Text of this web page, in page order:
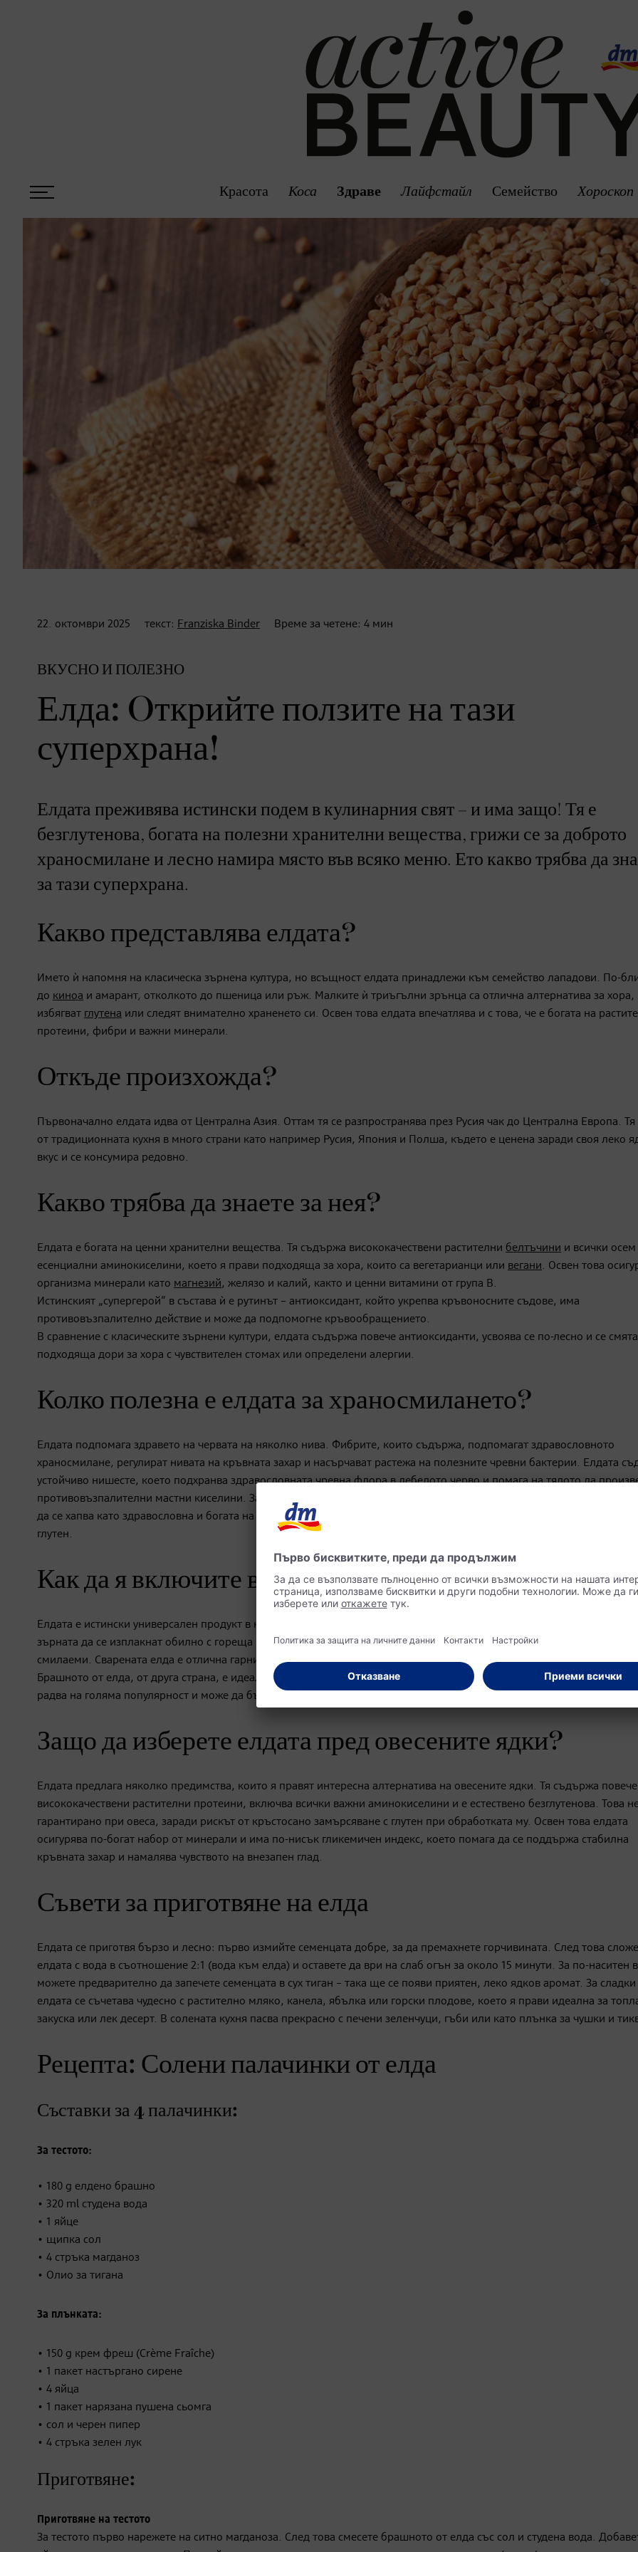
Красота Коса Здраве Лайфстайл Семейство Хороскоп
22. октомври 2025 текст: Franziska Binder Време за четене: 4 мин
ВКУСНО И ПОЛЕЗНО
Елда: Oткрийте ползите на тази
суперхрана!
Елдата преживява истински подем в кулинарния свят – и има защо! Тя е
безглутенова, богата на полезни хранителни вещества, грижи се за доброто
храносмилане и лесно намира място във всяко меню. Ето какво трябва да
за тази суперхрана.
Какво представлява елдата?
Името ѝ напомня на класическа зърнена култура, но всъщност елдата принадлежи към семейство лападови. По-
до киноа и амарант, отколкото до пшеница или ръж. Малките ѝ триъгълни зрънца са отлична алтернатива за хора,
избягват глутена или следят внимателно храненето си. Освен това елдата впечатлява и с това, че е богата на
протеини, фибри и важни минерали.
Откъде произхожда?
Първоначално елдата идва от Централна Азия. Оттам тя се разпространява през Русия чак до Централна Европа. Тя
от традиционната кухня в много страни като например Русия, Япония и Полша, където е ценена заради своя леко
вкус и се консумира редовно.
Какво трябва да знаете за нея?
Елдата е богата на ценни хранителни вещества. Тя съдържа висококачествени растителни белтъчини и всички осем
есенциални аминокиселини, което я прави подходяща за хора, които са вегетарианци или вегани. Освен това
организма минерали като магнезий, желязо и калий, както и ценни витамини от група B.
Истинският „супергерой“ в състава ѝ е рутинът – антиоксидант, който укрепва кръвоносните съдове, има
противовъзпалително действие и може да подпомогне кръвообращението.
В сравнение с класическите зърнени култури, елдата съдържа повече антиоксиданти, усвоява се по-лесно и се
подходяща дори за хора с чувствителен стомах или определени алергии.
Колко полезна е елдата за храносмилането?
Елдата подпомага здравето на червата на няколко нива. Фибрите, които съдържа, подпомагат здравословното
храносмилане, регулират нивата на кръвната захар и насърчават растежа на полезните чревни бактерии. Елдата
устойчиво нишесте, което подхранва здравословната чревна флора в дебелото черво и помага на тялото да
противовъзпалителни мастни киселини. За хора с чувствителен стомах или синдром на раздразнените черва,
да се хапва като здравословна и богата на хранителни вещества алтернатива, защото е лесно смилаема и не
глутен.
Как да я включите в менюто си?
Елдата е истински универсален продукт в кухнята и може да се приготви по много начини. Преди готвене се
зърната да се изплакнат обилно с гореща вода и да се накиснат за кратко, ако е необходимо. Това ще ги направи
смилаеми. Сварената елда е отлична гарнитура, чудесно допълнение към салати или идеална основа за
Брашното от елда, от друга страна, е идеално за направата на палачинки или сладкиши без глутен. Кашата от
радва на голяма популярност и може да бъде консумирана както топла, така и студена.
Защо да изберете елдата пред овесените ядки?
Елдата предлага няколко предимства, които я правят интересна алтернатива на овесените ядки. Тя съдържа повече
висококачествени растителни протеини, включва всички важни аминокиселини и е естествено безглутенова. Това
гарантирано при овеса, заради рискът от кръстосано замърсяване с глутен при обработката му. Освен това елдата
осигурява по-богат набор от минерали и има по-нисък гликемичен индекс, което помага да се поддържа стабилна
кръвната захар и намалява чувството на внезапен глад.
Съвети за приготвяне на елда
Елдата се приготвя бързо и лесно: първо измийте семенцата добре, за да премахнете горчивината. След това
елдата с вода в съотношение 2:1 (вода към елда) и оставете да ври на слаб огън за около 15 минути. За по-наситен
можете предварително да запечете семенцата в сух тиган – така ще се появи приятен, леко ядков аромат. За сладки
елдата се съчетава чудесно с растително мляко, канела, ябълка или горски плодове, което я прави идеална за
закуска или лек десерт. В солената кухня пасва прекрасно с печени зеленчуци, гъби или като плънка за чушки и
Рецепта: Солени палачинки от елда
Съставки за 4 палачинки:
За тестото:
• 180 g елдено брашно
• 320 ml студена вода
• 1 яйце
• щипка сол
• 4 стръка магданоз
• Олио за тигана
За плънката:
• 150 g крем фреш (Crème Fraîche)
• 1 пакет настъргано сирене
• 4 яйца
• 1 пакет нарязана пушена сьомга
• сол и черен пипер
• 4 стръка зелен лук
Приготвяне:
Приготвяне на тестото
За тестото първо нарежете на ситно магданоза. След това смесете брашното от елда със сол и студена вода.